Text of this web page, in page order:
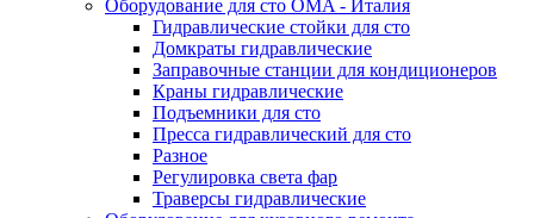
Оборудование для сто OMA - Италия
Гидравлические стойки для сто
Домкраты гидравлические
Заправочные станции для кондиционеров
Краны гидравлические
Подъемники для сто
Пресса гидравлический для сто
Разное
Регулировка света фар
Траверсы гидравлические